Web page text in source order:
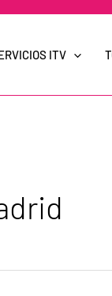
ITV